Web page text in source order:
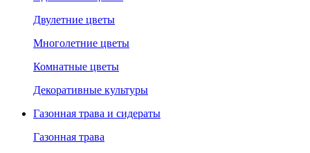
Двулетние цветы
Многолетние цветы
Комнатные цветы
Декоративные культуры
Газонная трава и сидераты
Газонная трава